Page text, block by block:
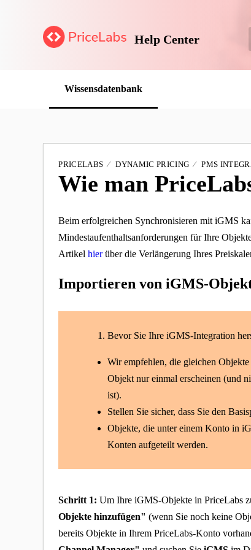
Help Center
Wissensdatenbank
PRICELABS DYNAMIC PRICING PMS
Wie man
Beim erfolgreichen Synchronisieren mit iGMS
Mindestaufenthaltsanforderungen für Ihre
Artikelhierüber die Verlängerung Ihres
Importieren von iGMS-
Bevor Sie Ihre iGMS-Integration
Wir empfehlen, die gleichen
Objekt nur einmal erscheinen (und
ist).
Stellen Sie sicher, dass Sie den
Objekte, die unter einem Konto in
Konten aufgeteilt werden.
Schritt 1: Um Ihre iGMS-Objekte in PriceLabs
Objekte hinzufügen" (wenn Sie noch keine
bereits Objekte in Ihrem PriceLabs-Konto